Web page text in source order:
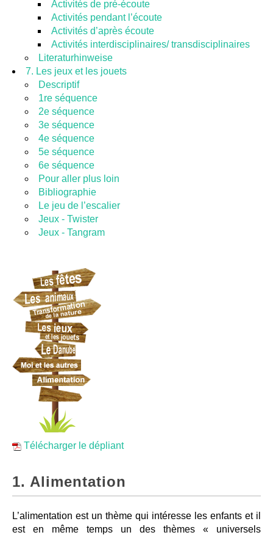
Activités de pré-écoute
Activités pendant l’écoute
Activités d’après écoute
Activités interdisciplinaires/ transdisciplinaires
Literaturhinweise
7. Les jeux et les jouets
Descriptif
1re séquence
2e séquence
3e séquence
4e séquence
5e séquence
6e séquence
Pour aller plus loin
Bibliographie
Le jeu de l’escalier
Jeux - Twister
Jeux - Tangram
Télécharger le dépliant
1. Alimentation
L’alimentation est un thème qui intéresse les enfants et il
est en même temps un des thèmes « universels